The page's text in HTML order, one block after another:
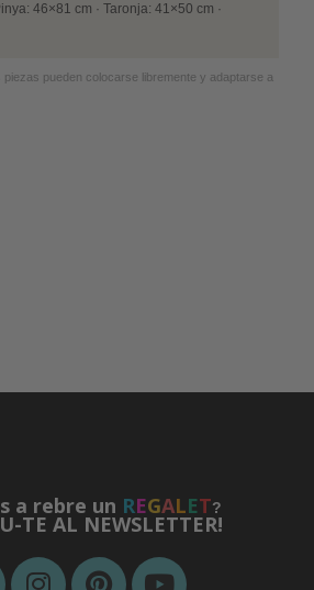
46×81 cm · Taronja: 41×50 cm ·
piezas pueden colocarse libremente y adaptarse a
a rebre un REGALET?
TE AL NEWSLETTER!